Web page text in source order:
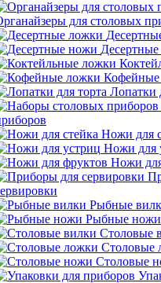
для столовых
Лопатки
Ножи для
Ножи для
Ножи
Рыбные
Рыбные ножи
Столовые
Столовые
Столовые